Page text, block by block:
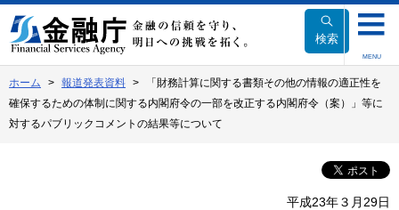
文
へ
動
検索
MENU
ホーム 報道発表資料
「財務計算に関する書類その他の情報の適正性を
確保するための体制に関する内閣府令の一部を改正する内閣府令（案）」等に
対するパブリックコメントの結果等について
平成23年３月29日